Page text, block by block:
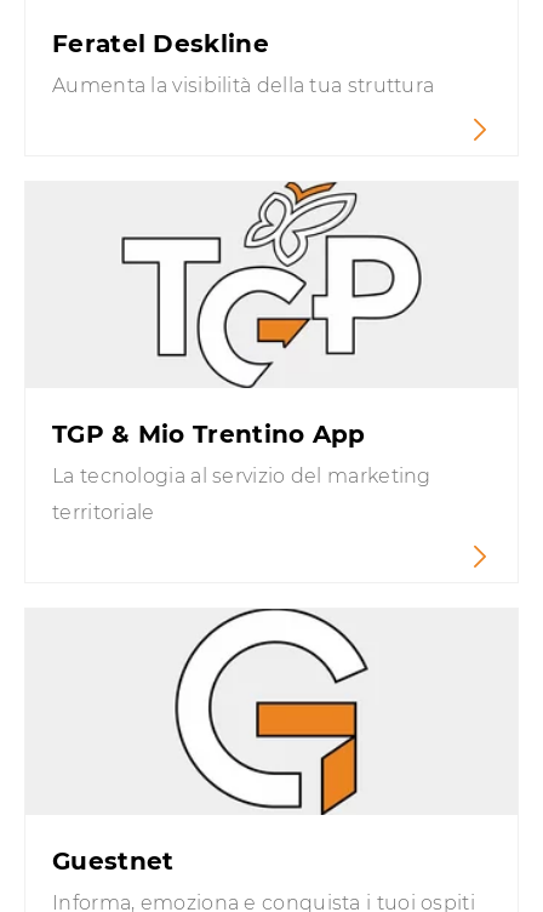
Feratel Deskline
Aumenta la visibilità della tua struttura
TGP & Mio Trentino App
La tecnologia al servizio del marketing
territoriale
Guestnet
Informa, emoziona e conquista i tuoi ospiti